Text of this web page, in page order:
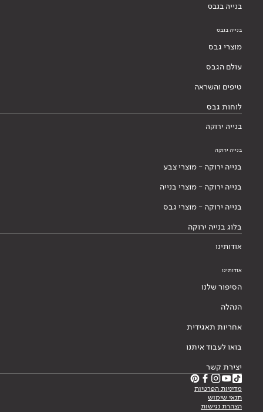
בנייה בגבס
בנייה בגבס
מוצרי גבס
עולם הגבס
טיפים והשראה
לוחות גבס
בנייה ירוקה
בנייה ירוקה
בנייה ירוקה - מוצרי צבע
בנייה ירוקה - מוצרי בנייה
בנייה ירוקה - מוצרי גבס
בלוג בנייה ירוקה
אודותינו
אודותינו
הסיפור שלנו
הנהלה
אחריות תאגידית
בואו לעבוד איתנו
יצירת קשר
מדיניות הפרטיות
תנאי שימוש
הצהרת נגישות